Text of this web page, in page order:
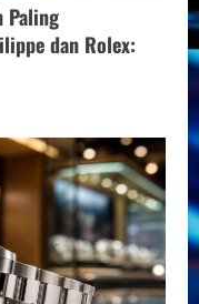
Paling
dan Rolex: